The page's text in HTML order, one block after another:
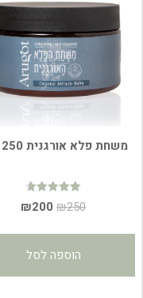
משחת פלא אורגנית 250 מ"ל
דורג
4.79
₪250
המחיר
₪250.
₪200
המחיר
הוספה לסל